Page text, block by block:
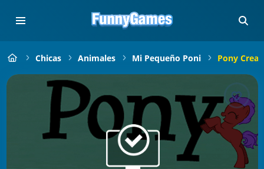
Chicas Animales Mi Pequeño Poni Pony